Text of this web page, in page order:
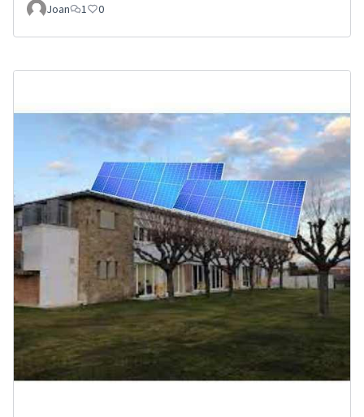
Joan 1 0